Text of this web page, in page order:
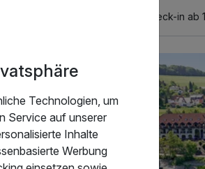
Check-in ab
Technologien, um
Service auf unserer
Inhalte
Werbung